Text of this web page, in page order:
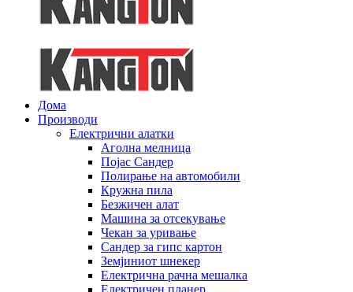
Дома
Производи
Електрични алатки
Аголна мелница
Појас Сандер
Полирање на автомобили
Кружна пила
Безжичен алат
Машина за отсекување
Чекан за уривање
Сандер за гипс картон
Земјиниот шнекер
Електрична рачна мешалка
Електричен планер